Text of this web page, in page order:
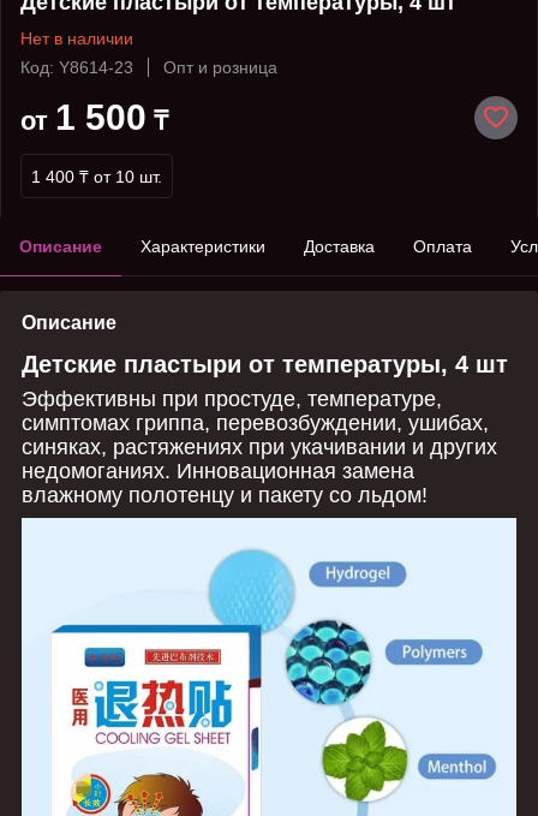
Нет в наличии
Код: Y8614-23
Опт и розница
от 1 500 ₸
1 400 ₸ от 10 шт.
Описание Характеристики Доставка Оплата
Описание
Детские пластыри от температуры, 4 шт
Эффективны при простуде, температуре,
симптомах гриппа, перевозбуждении, ушибах,
синяках, растяжениях при укачивании и других
недомоганиях. Инновационная замена
влажному полотенцу и пакету со льдом!